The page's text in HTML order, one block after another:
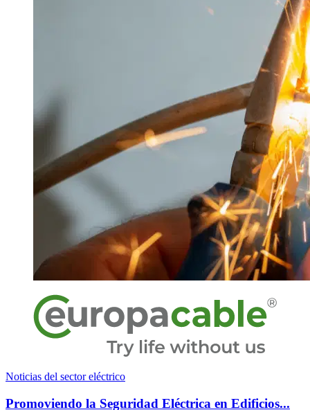
Noticias del sector eléctrico
Promoviendo la Seguridad Eléctrica en Edificios...